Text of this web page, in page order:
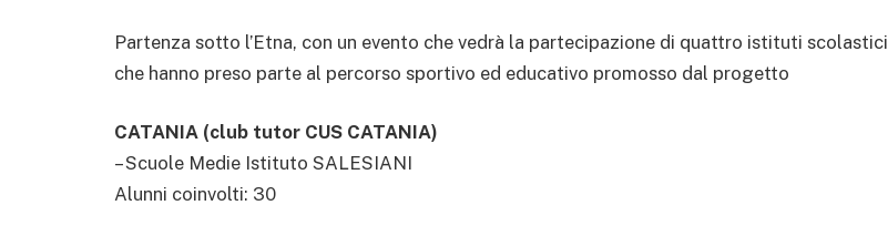
Partenza sotto l’Etna, con un evento che vedrà la partecipazione di quattro istituti scolastici
che hanno preso parte al percorso sportivo ed educativo promosso dal progetto
CATANIA (club tutor CUS CATANIA)
– Scuole Medie Istituto SALESIANI
Alunni coinvolti: 30